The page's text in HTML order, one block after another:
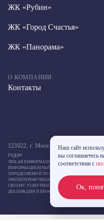
ЖК «Рубин»
ЖК «Город Счастья»
ЖК «Панорама»
О КОМПАНИИ
Контакты
123022, г. Москва, ул. Большая
года»
ЛЮБАЯ ИНФОРМАЦИЯ, ПРЕДСТАВЛЕННАЯ НА
ИНФОРМАЦИОННЫЙ ХАРАКТЕР И НИ ПРИ
ОПРЕДЕЛЯЕМОЙ ПОЛОЖЕНИЯМИ СТАТЬИ 437
ОРИЕНТИРОВОЧНЫМИ, ЗАСТРОЙЩИК МОЖЕТ
СВОЕМУ УСМОТРЕНИЮ БЕЗ КАКОГО-ЛИБО
ДЕКЛАРАЦИЯ И ИНФОРМАЦИЯ О ПРОЕКТАХ
Наш сайт
вы соглашаетесь
соответствии с
Ок,